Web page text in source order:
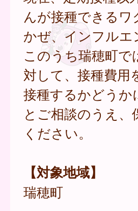
んが接種できる
かぜ、インフル
このうち瑞穂町で
対して、接種費用
接種するかどう
とご相談のうえ
ください。
【対象地域】
瑞穂町